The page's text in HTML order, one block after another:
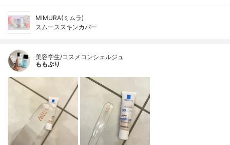
MIMURA(ミムラ)
スムーススキンカバー
美容学生/コスメコンシェルジュ
ももぷり